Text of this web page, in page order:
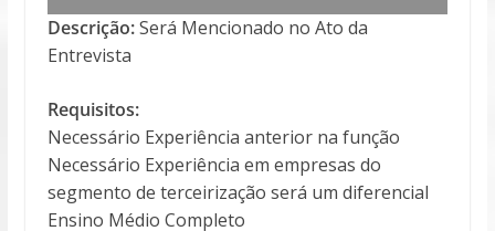
Descrição:Será Mencionado no Ato da
Entrevista
Requisitos:
Necessário Experiência anterior na função
Necessário Experiência em empresas do
segmento de terceirização será um diferencial
Ensino Médio Completo